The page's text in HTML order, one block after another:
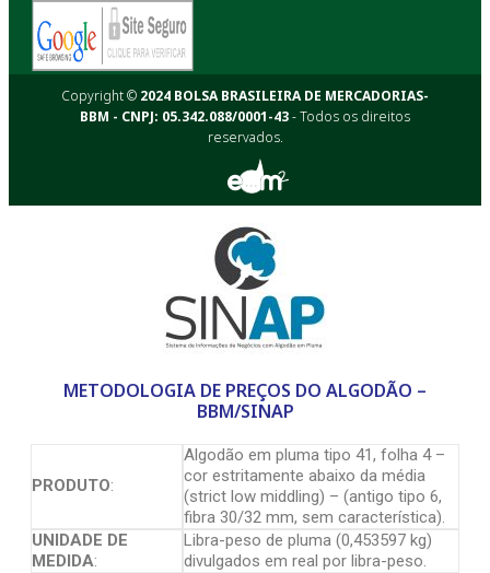
Copyright © 2024 BOLSA BRASILEIRA DE MERCADORIAS-
BBM - CNPJ: 05.342.088/0001-43- Todos os direitos
reservados.
METODOLOGIA DE PREÇOS DO ALGODÃO –
BBM/SINAP
PRODUTO:
Algodão em pluma tipo 41, folha 4 –
cor estritamente abaixo da média
(strict low middling) – (antigo tipo 6,
fibra 30/32 mm, sem característica).
UNIDADE DE
MEDIDA:
Libra-peso de pluma (0,453597 kg)
divulgados em real por libra-peso.